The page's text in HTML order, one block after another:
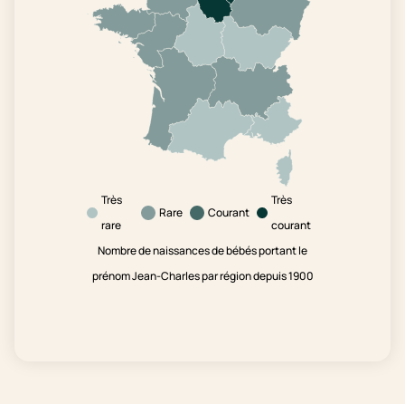
Très
rare
Rare Courant
Très
courant
Nombre de naissances de bébés portant le
prénom Jean-Charles par région depuis 1900